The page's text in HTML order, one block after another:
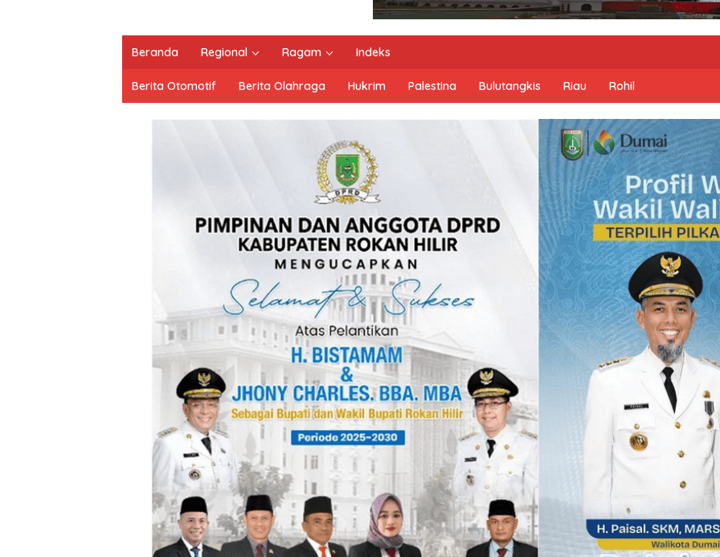
Beranda Regional Ragam Indeks
Berita Otomotif Berita Olahraga Hukrim Palestina Bulutangkis Riau Rohil